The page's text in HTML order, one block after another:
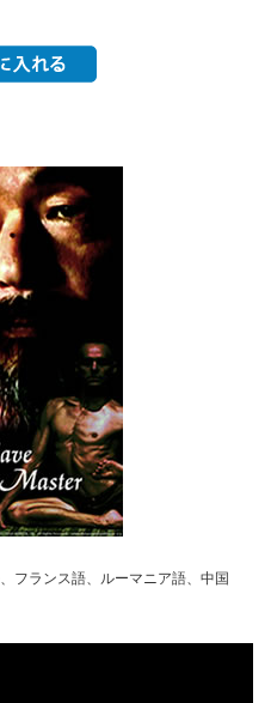
フランス語、ルーマニア語、中国